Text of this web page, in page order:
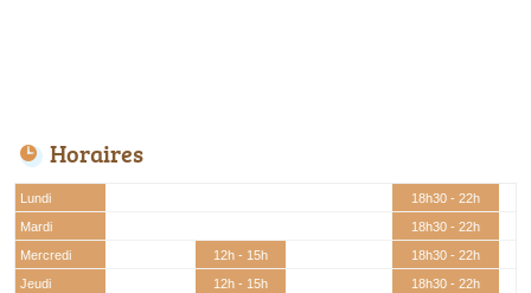
Horaires
Lundi
18h30 - 22h
Mardi
18h30 - 22h
Mercredi
12h - 15h
18h30 - 22h
Jeudi
12h - 15h
18h30 - 22h